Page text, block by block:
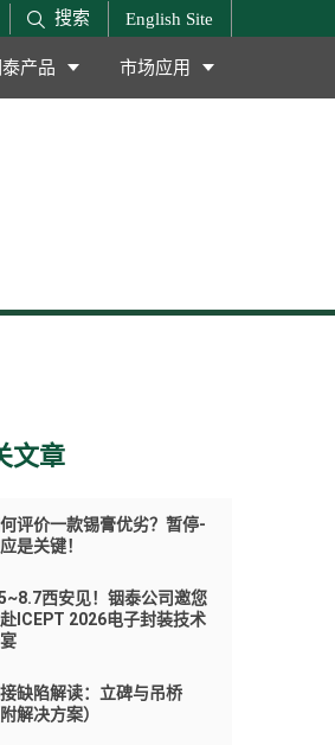
搜索 English Site
产品 市场应用
文章
评价一款锡膏优劣？暂停-
是关键！
西安见！铟泰公司邀您
ICEPT 2026电子封装技术
缺陷解读：立碑与吊桥
附解决方案）